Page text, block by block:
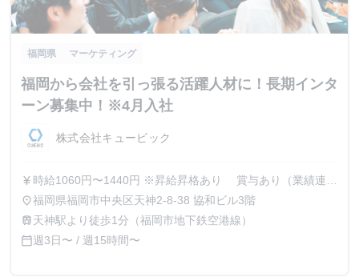
福岡県 マーケティング
福岡から会社を引っ張る活躍人材に！長期インタ
ーン募集中！※4月入社
株式会社キュービック
currency_yen 時給1060円〜1440円 ※昇給昇格あり 賞与あり（業績連
動） 社歴に応じて有給休暇の付与あり
place福岡県福岡市中央区天神2-8-38 協和ビル3階
train 天神駅より徒歩1分（福岡市地下鉄空港線）
calendar_today週3日〜 / 週15時間〜